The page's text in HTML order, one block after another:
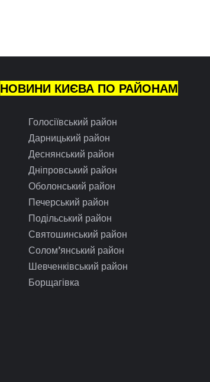
НОВИНИ КИЄВА ПО РАЙОНАМ
Голосіївський район
Дарницький район
Деснянський район
Дніпровський район
Оболонський район
Печерський район
Подільський район
Святошинський район
Солом’янський район
Шевченківський район
Борщагівка